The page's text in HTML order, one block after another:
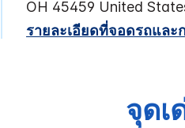
OH 45459 United
รายละเอียดที่จอดรถและ
จุดเ